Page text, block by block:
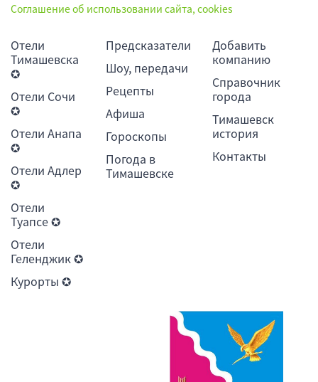
Соглашение об использовании сайта, cookies
Отели
Тимашевска
✪
Отели Сочи
✪
Отели Анапа
✪
Отели Адлер
✪
Отели
Туапсе ✪
Отели
Геленджик ✪
Курорты ✪
Предсказатели
Шоу, передачи
Рецепты
Афиша
Гороскопы
Погода в
Тимашевске
Добавить
компанию
Справочник
города
Тимашевск
история
Контакты